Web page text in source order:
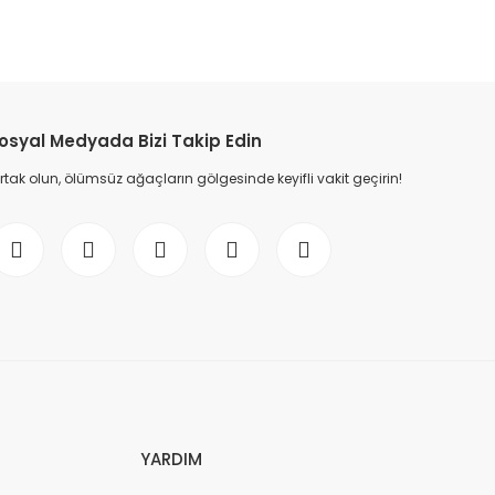
Medyada Bizi Takip Edin
olun, ölümsüz ağaçların gölgesinde keyifli vakit geçirin!
YARDIM